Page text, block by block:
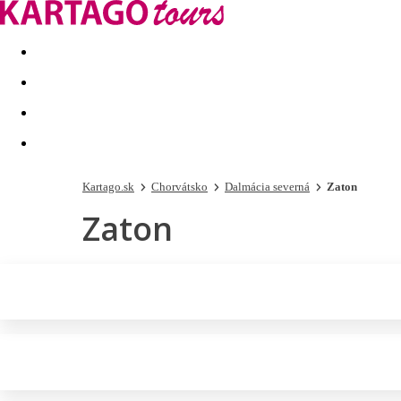
Last minute Dovolenkové kluby
Kartago.sk Chorvátsko Dalmácia severná Zaton
Zaton